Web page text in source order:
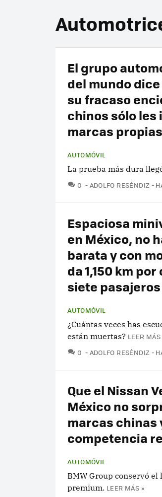
El grupo
del mundo
su fracaso
chinos sólo
marcas propias
AUTOMÓVIL
La prueba más dura
0 COMENTARIOS
ADOLFO RESÉNDIZ
Espaciosa
en México, no
barata y con
da 1,150 km
siete pasajeros
AUTOMÓVIL
¿Cuántas veces has
están muertas? LEER MÁS
0 COMENTARIOS
ADOLFO RESÉNDIZ
Que el Nissan
México no
marcas chinas
competencia
AUTOMÓVIL
BMW Group conservó
premium. LEER MÁS »